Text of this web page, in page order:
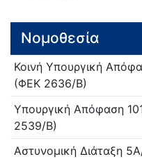
Νομοθεσία
Κοινή Υπουργική
(ΦΕΚ 2636/Β)
Υπουργική Απόφαση
2539/Β)
Αστυνομική Διάταξη